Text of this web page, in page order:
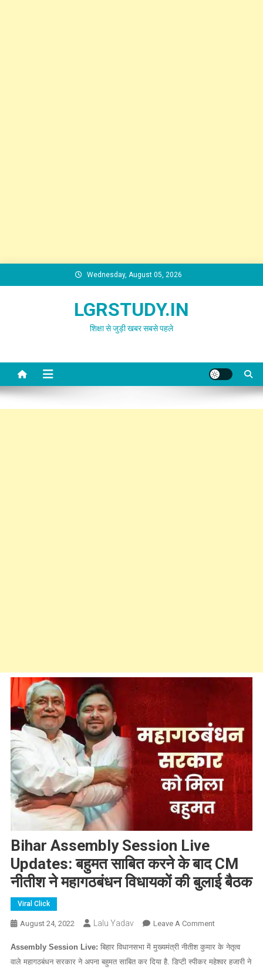
to
Wednesday, August 05, 2026
LGRSTUDY.IN
शिक्षा से जुड़ी खबर सबसे पहले
Bihar Assembly Session Live
Updates: बहुमत साबित करने के बाद CM
नीतीश ने महागठबंधन विधायकों की बुलाई बैठक
Viral Click
August 24, 2022 Lalu Yadav Leave A CommentOn
Assembly
Session
Assembly Session Live: बिहार विधानसभा में मुख्यमंत्री नीतीश कुमार के नेतृत्व
वाले महागठबंधन सरकार ने अपना बहुमत साबित कर दिया है. डिप्टी स्पीकर महेश्वर हजारी ने